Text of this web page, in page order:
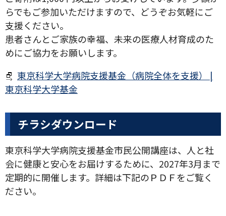
らでもご参加いただけますので、どうぞお気軽にご
支援ください。
患者さんとご家族の幸福、未来の医療人材育成のた
めにご協力をお願いします。
東京科学大学病院支援基金（病院全体を支援） |
東京科学大学基金
チラシダウンロード
東京科学大学病院支援基金市民公開講座は、人と社
会に健康と安心をお届けするために、2027年3月まで
定期的に開催します。詳細は下記のＰＤＦをご覧く
ださい。